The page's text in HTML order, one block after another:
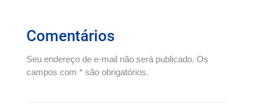
Comentários
Seu endereço de e-mail não será publicado. Os
campos com * são obrigatórios.